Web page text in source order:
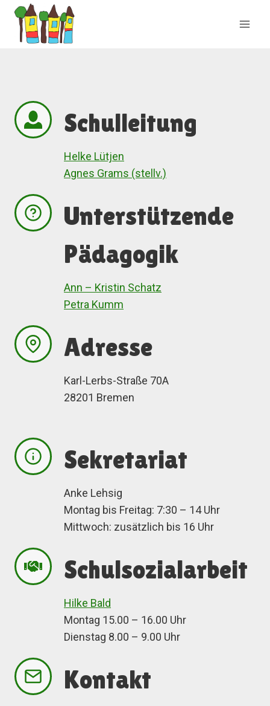
Zum
Inhalt
springen
Schulleitung
Helke Lütjen
Agnes Grams (stellv.)
Unterstützende
Pädagogik
Ann – Kristin Schatz
Petra Kumm
Adresse
Karl-Lerbs-Straße 70A
28201 Bremen
Sekretariat
Anke Lehsig
Montag bis Freitag: 7:30 – 14 Uhr
Mittwoch: zusätzlich bis 16 Uhr
Schulsozialarbeit
Hilke Bald
Montag 15.00 – 16.00 Uhr
Dienstag 8.00 – 9.00 Uhr
Kontakt